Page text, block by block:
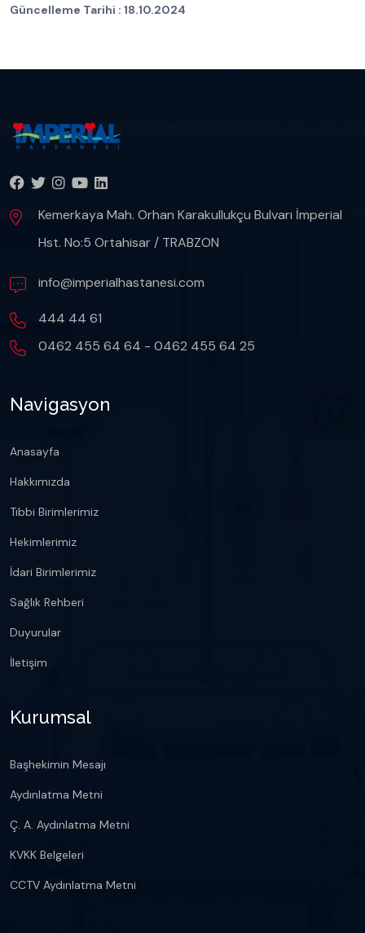
Güncelleme Tarihi : 18.10.2024
Kemerkaya Mah. Orhan Karakullukçu Bulvarı İmperial
Hst. No:5 Ortahisar / TRABZON
info@imperialhastanesi.com
444 44 61
0462 455 64 64 - 0462 455 64 25
Navigasyon
Anasayfa
Hakkımızda
Tıbbi Birimlerimiz
Hekimlerimiz
İdari Birimlerimiz
Sağlık Rehberi
Duyurular
İletişim
Kurumsal
Başhekimin Mesajı
Aydınlatma Metni
Ç. A. Aydınlatma Metni
KVKK Belgeleri
CCTV Aydınlatma Metni